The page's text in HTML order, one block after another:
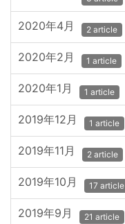
2020年4月 2 article
2020年2月 1 article
2020年1月 1 article
2019年12月 1 article
2019年11月 2 article
2019年10月 17 article
2019年9月 21 article